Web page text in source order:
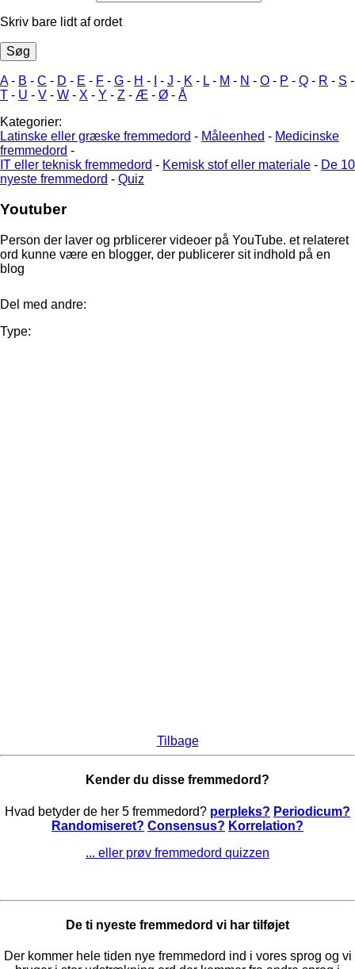
Skriv bare lidt af ordet
A- B - C - D - E - F - G - H - - J - K - L - M - N - O - P - Q - R - S -
T - U - V - W - X - Y - Z - Æ - Ø - Å
Kategorier:
Latinske eller græske fremmedord - Måleenhed - Medicinske
fremmedord -
IT eller teknisk fremmedord - Kemisk stof eller materiale - De 10
nyeste fremmedord - Quiz
Youtuber
Person der laver og prblicerer videoer på YouTube. et relateret
ord kunne være en blogger, der publicerer sit indhold på en
blog
Del med andre:
Type:
Tilbage
Kender du disse fremmedord?
Hvad betyder de her 5 fremmedord? perpleks? Periodicum?
Randomiseret? Consensus? Korrelation?
... eller prøv fremmedord quizzen
De ti nyeste fremmedord vi har tilføjet
Der kommer hele tiden nye fremmedord ind i vores sprog og vi